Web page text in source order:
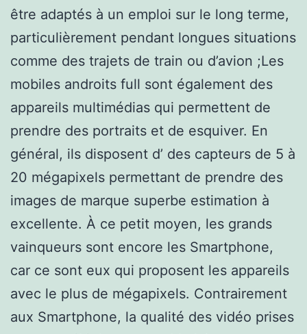
être adaptés à un emploi sur le long terme,
particulièrement pendant longues situations
comme des trajets de train ou d’avion ;Les
mobiles androits full sont également des
appareils multimédias qui permettent de
prendre des portraits et de esquiver. En
général, ils disposent d’ des capteurs de 5 à
20 mégapixels permettant de prendre des
images de marque superbe estimation à
excellente. À ce petit moyen, les grands
vainqueurs sont encore les Smartphone,
car ce sont eux qui proposent les appareils
avec le plus de mégapixels. Contrairement
aux Smartphone, la qualité des vidéo prises